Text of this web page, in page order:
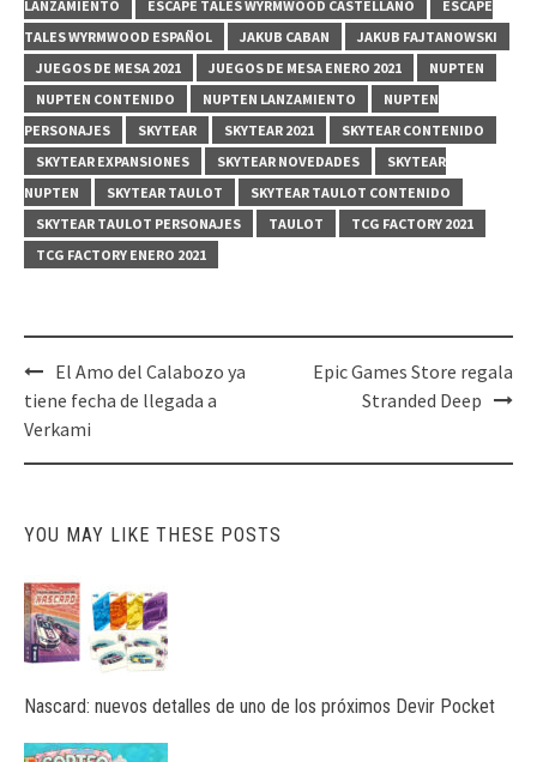
LANZAMIENTO
ESCAPE TALES WYRMWOOD CASTELLANO
ESCAPE
TALES WYRMWOOD ESPAÑOL
JAKUB CABAN
JAKUB FAJTANOWSKI
JUEGOS DE MESA 2021
JUEGOS DE MESA ENERO 2021
NUPTEN
NUPTEN CONTENIDO
NUPTEN LANZAMIENTO
NUPTEN
PERSONAJES
SKYTEAR SKYTEAR 2021
SKYTEAR CONTENIDO
SKYTEAR EXPANSIONES
SKYTEAR NOVEDADES
SKYTEAR
NUPTEN
SKYTEAR TAULOT
SKYTEAR TAULOT CONTENIDO
SKYTEAR TAULOT PERSONAJES
TAULOT
TCG FACTORY 2021
TCG FACTORY ENERO 2021
Post
navigation
El Amo del Calabozo ya
tiene fecha de llegada a
Verkami
Epic Games Store regala
Stranded Deep
YOU MAY LIKE THESE POSTS
Nascard: nuevos detalles de uno de los próximos Devir Pocket